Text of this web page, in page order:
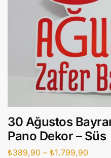
30 Ağustos
Pano Dekor – Süs
₺389,90 – ₺1.799,90